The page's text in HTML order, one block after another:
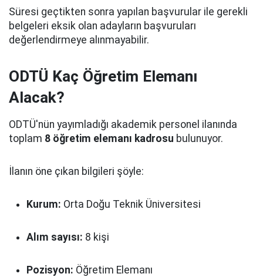
Süresi geçtikten sonra yapılan başvurular ile gerekli
belgeleri eksik olan adayların başvuruları
değerlendirmeye alınmayabilir.
ODTÜ Kaç Öğretim Elemanı
Alacak?
ODTÜ'nün yayımladığı akademik personel ilanında
toplam 8 öğretim elemanı kadrosu bulunuyor.
İlanın öne çıkan bilgileri şöyle:
Kurum: Orta Doğu Teknik Üniversitesi
Alım sayısı: 8 kişi
Pozisyon: Öğretim Elemanı